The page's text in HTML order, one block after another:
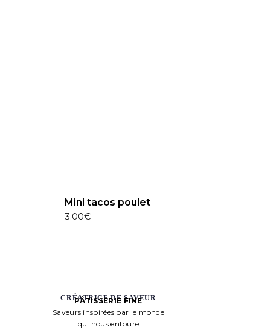
Mini tacos poulet
3.00€
CRÉATRICE DE SAVEUR
PÂTISSERIE FINE
Saveurs inspirées par le monde
qui nous entoure